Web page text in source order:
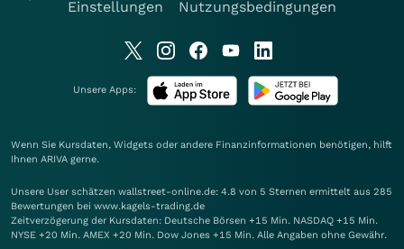
Einstellungen
Nutzungsbedingungen
Unsere Apps:
Wenn Sie Kursdaten, Widgets oder andere Finanzinformationen benötigen, hilft
Ihnen ARIVA gerne.
Unsere User schätzen wallstreet-online.de: 4.8 von 5 Sternen ermittelt aus 285
Bewertungen bei www.kagels-trading.de
Zeitverzögerung der Kursdaten: Deutsche Börsen +15 Min. NASDAQ +15 Min.
NYSE +20 Min. AMEX +20 Min. Dow Jones +15 Min. Alle Angaben ohne Gewähr.